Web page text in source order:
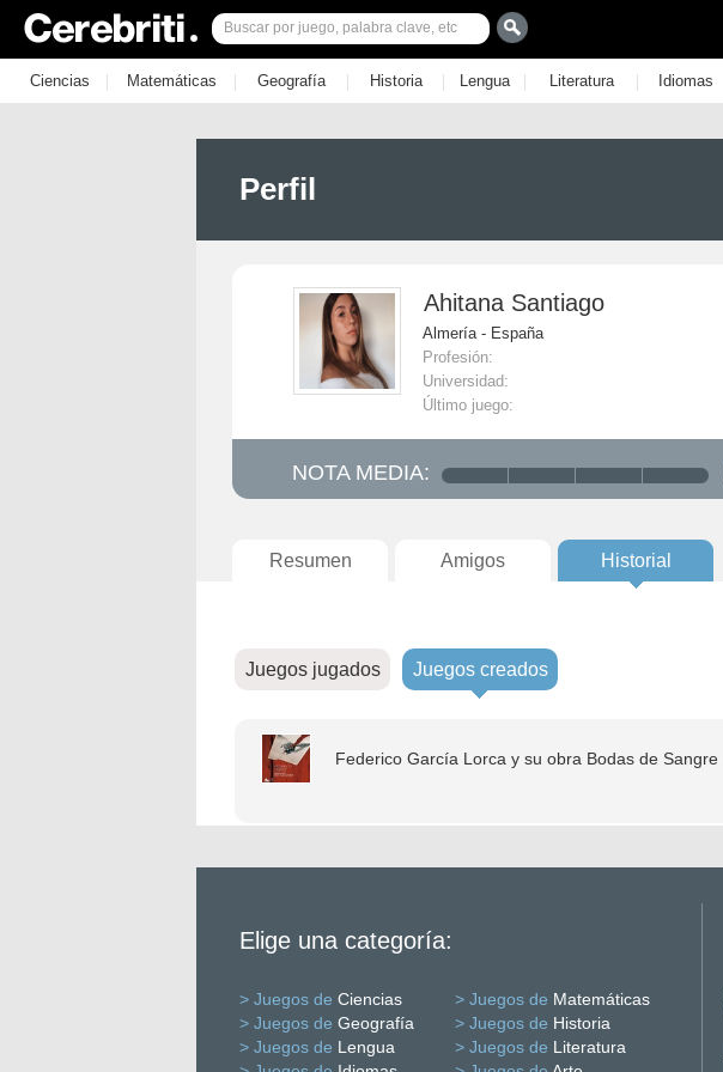
Ciencias | Matemáticas | Geografía | Historia | Lengua | Literatura | Idiomas
Perfil
Ahitana Santiago
Almería - España
Profesión:
Universidad:
Último juego:
NOTA MEDIA:
Resumen Amigos Historial
Juegos jugados Juegos creados
Federico García Lorca y su obra Bodas de Sangre
Elige una categoría:
> Juegos de Ciencias > Juegos de Matemáticas
> Juegos de Geografía > Juegos de Historia
> Juegos de Lengua > Juegos de Literatura